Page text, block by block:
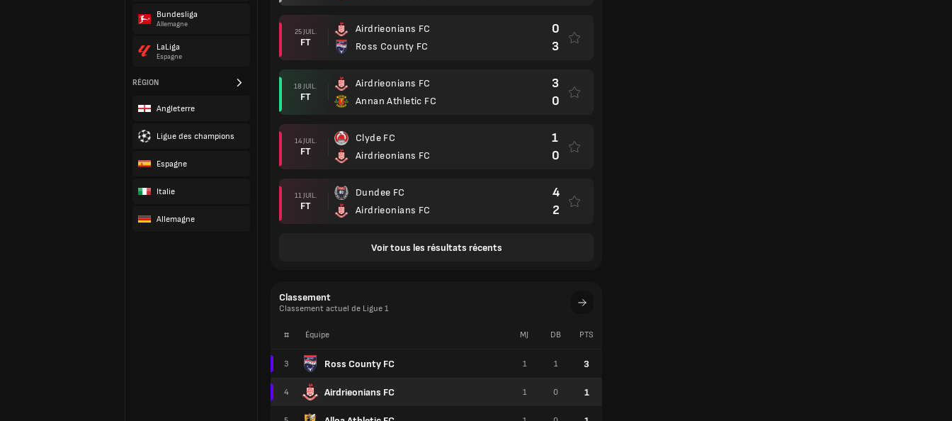
Bundesliga
Allemagne
LaLiga
Espagne
RÉGION
Angleterre
Ligue des champions
Espagne
Italie
Allemagne
25 JUIL.
FT
Airdrieonians FC
Ross County FC
0
3
18 JUIL.
FT
Airdrieonians FC
Annan Athletic FC
3
0
14 JUIL.
FT
Clyde FC
Airdrieonians FC
1
0
11 JUIL.
FT
Dundee FC
Airdrieonians FC
4
2
Voir tous les résultats récents
Classement
Classement actuel de Ligue 1
# Équipe
3 Ross County FC
4 Airdrieonians FC
MJ DB PTS
1 1 3
1 0 1